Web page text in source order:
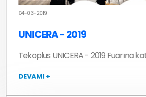
04-03-2019
UNICERA - 2019
Tekoplus UNICERA - 2019 Fuarına
DEVAMI +